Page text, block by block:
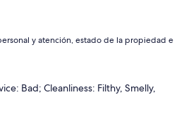
y atención, estado de la propiedad e
Bad; Cleanliness: Filthy, Smelly,